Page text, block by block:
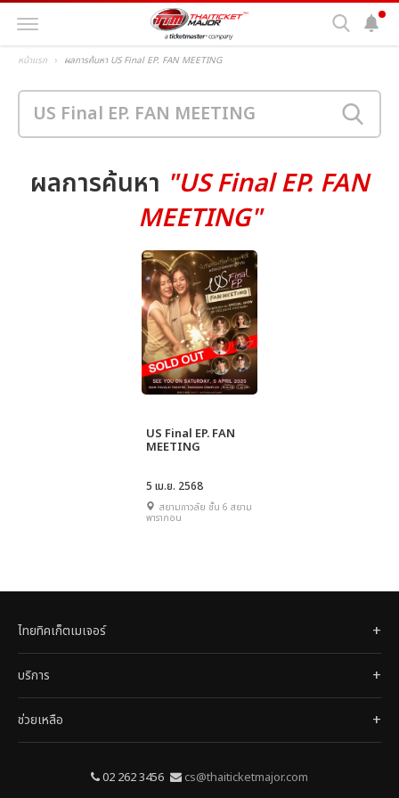
หน้าแรก ผลการค้นหา US Final EP. FAN MEETING
ผลการค้นหา "US Final EP. FAN
MEETING"
US Final EP. FAN
MEETING
5 เม.ย. 2568
สยามภาวลัย ชั้น 6 สยาม
พารากอน
ไทยทิคเก็ตเมเจอร์
บริการ
ช่วยเหลือ
02 262 3456 cs@thaiticketmajor.com